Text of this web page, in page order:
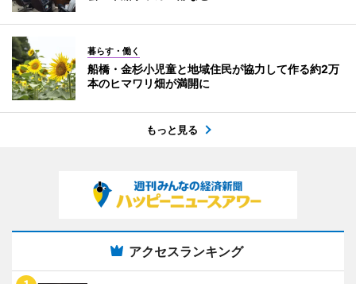
暮らす・働く
船橋・金杉小児童と地域住民が協力して作る約2万
本のヒマワリ畑が満開に
もっと見る
アクセスランキング